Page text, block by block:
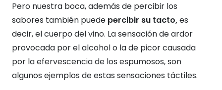
Pero nuestra boca, además de percibir los
sabores también puede percibir su tacto,es
decir, el cuerpo del vino. La sensación de ardor
provocada por el alcohol o la de picor causada
por la efervescencia de los espumosos, son
algunos ejemplos de estas sensaciones táctiles.